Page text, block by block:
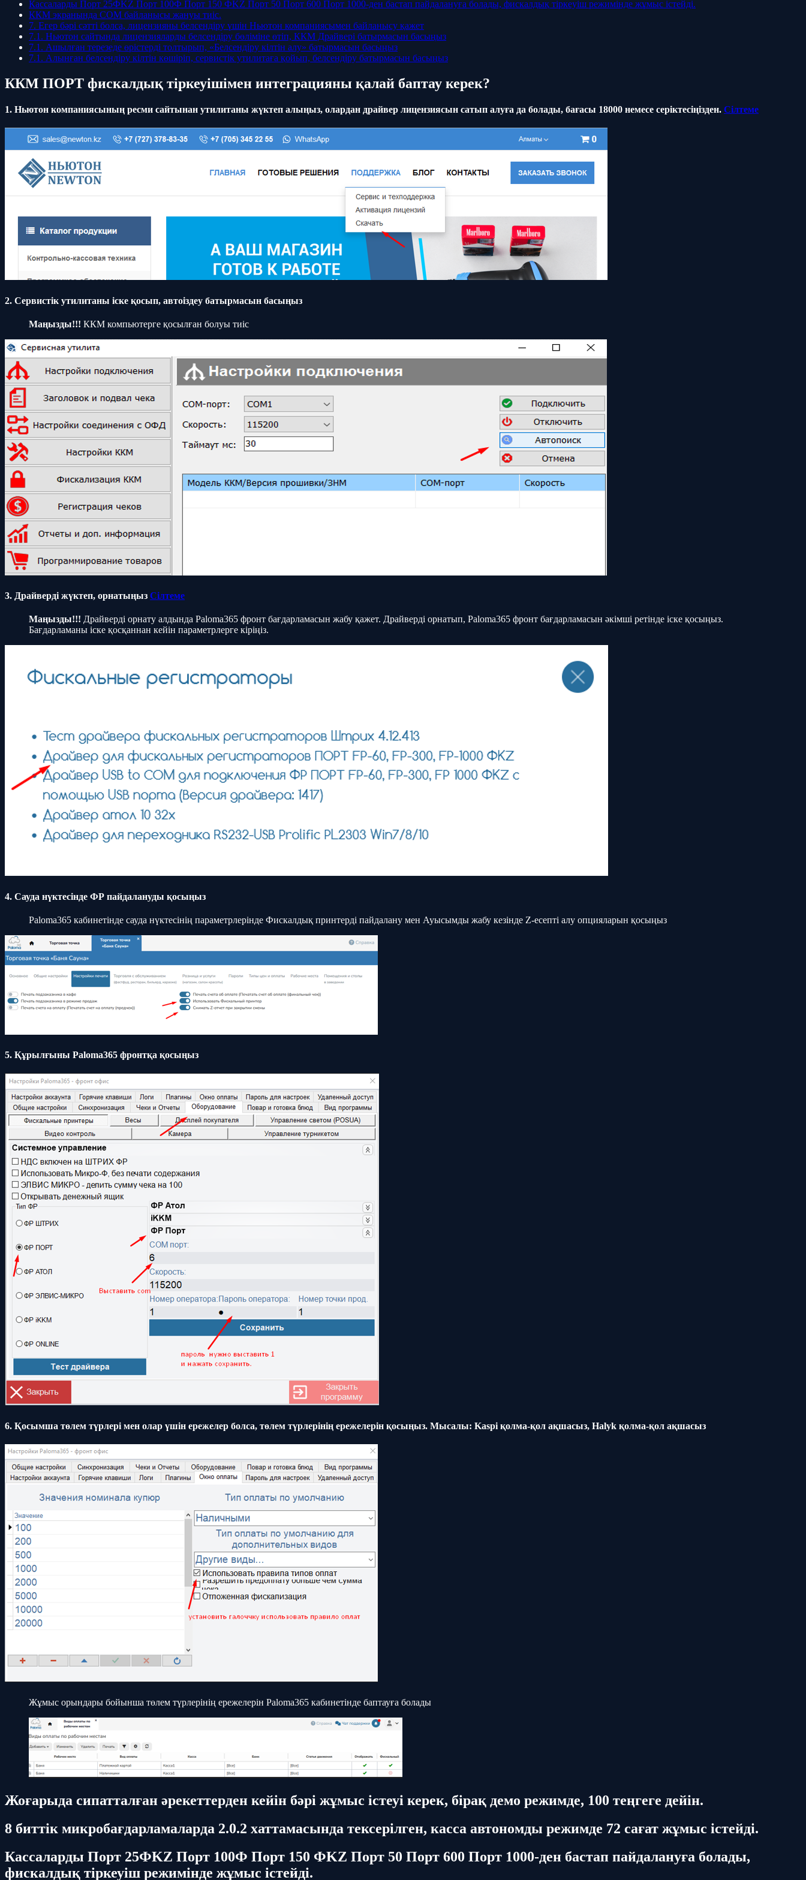
Кассаларды Порт 25ФKZ Порт 100Ф Порт 150 ФKZ Порт 50 Порт 600 Порт 1000-ден бастап пайдалануға болады, фискалдық тіркеуіш режимінде жұмыс істейді.
ККМ экранында COM байланысы жануы тиіс.
7. Егер бәрі сәтті болса, лицензияны белсендіру үшін Ньютон компаниясымен байланысу қажет
7.1. Ньютон сайтында лицензияларды белсендіру бөліміне өтіп, ККМ Драйвері батырмасын басыңыз
7.1. Ашылған терезеде өрістерді толтырып, «Белсендіру кілтін алу» батырмасын басыңыз
7.1. Алынған белсендіру кілтін көшіріп, сервистік утилитаға қойып, белсендіру батырмасын басыңыз
ККМ ПОРТ фискалдық тіркеуішімен интеграцияны қалай баптау керек?
1. Ньютон компаниясының ресми сайтынан утилитаны жүктеп алыңыз, олардан драйвер лицензиясын сатып алуға да болады, бағасы 18000 немесе серіктесіңізден. Сілтеме
2. Сервистік утилитаны іске қосып, автоіздеу батырмасын басыңыз
Маңызды!!! ККМ компьютерге қосылған болуы тиіс
3. Драйверді жүктеп, орнатыңыз Сілтеме
Маңызды!!! Драйверді орнату алдында Paloma365 фронт бағдарламасын жабу қажет. Драйверді орнатып, Paloma365 фронт бағдарламасын әкімші ретінде іске қосыңыз.
Бағдарламаны іске қосқаннан кейін параметрлерге кіріңіз.
4. Сауда нүктесінде ФР пайдалануды қосыңыз
Paloma365 кабинетінде сауда нүктесінің параметрлерінде Фискалдық принтерді пайдалану мен Ауысымды жабу кезінде Z-есепті алу опцияларын қосыңыз
5. Құрылғыны Paloma365 фронтқа қосыңыз
6. Қосымша төлем түрлері мен олар үшін ережелер болса, төлем түрлерінің ережелерін қосыңыз. Мысалы: Kaspi қолма-қол ақшасыз, Halyk қолма-қол ақшасыз
Жұмыс орындары бойынша төлем түрлерінің ережелерін Paloma365 кабинетінде баптауға болады
Жоғарыда сипатталған әрекеттерден кейін бәрі жұмыс істеуі керек, бірақ демо режимде, 100 теңгеге дейін.
8 биттік микробағдарламаларда 2.0.2 хаттамасында тексерілген, касса автономды режимде 72 сағат жұмыс істейді.
Кассаларды Порт 25ФKZ Порт 100Ф Порт 150 ФKZ Порт 50 Порт 600 Порт 1000-ден бастап пайдалануға болады,
фискалдық тіркеуіш режимінде жұмыс істейді.